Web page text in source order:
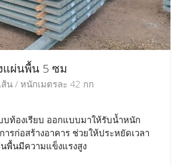
ผ่นพื้น 5 ซม
ส้น / หนักเมตรละ 42 กก
ท้องเรียบ ออกแบบมาให้รับน้ำหนัก
รก่อสร้างอาคาร ช่วยให้ประหยัดเวลา
พื้นมีความแข็งแรงสูง